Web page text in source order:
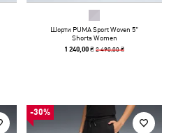
Шорти PUMA Sport Woven 5"
Shorts Women
1 240,00 ₴2 490,00 ₴
-30%